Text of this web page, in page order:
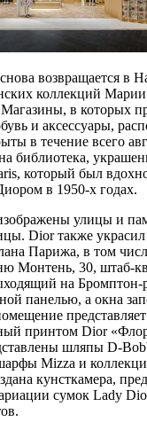
возвращается в
коллекций
в которых
и аксессуары,
в течение всего
библиотека,
который был
в 1950-х годах.
улицы и
Dior также
Парижа, в том
Монтень, 30, штаб-
на Бромптон-
панелью, а окна
принтом Dior
шляпы D-
Mizza и
кунсткамера,
сумок Lady